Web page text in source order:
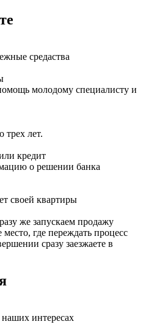
средаства
молодому специалисту и
трех лет.
кредит
о решении банка
своей квартиры
же запускаем продажу
где переждать процесс
сразу заезжаете в
интересах